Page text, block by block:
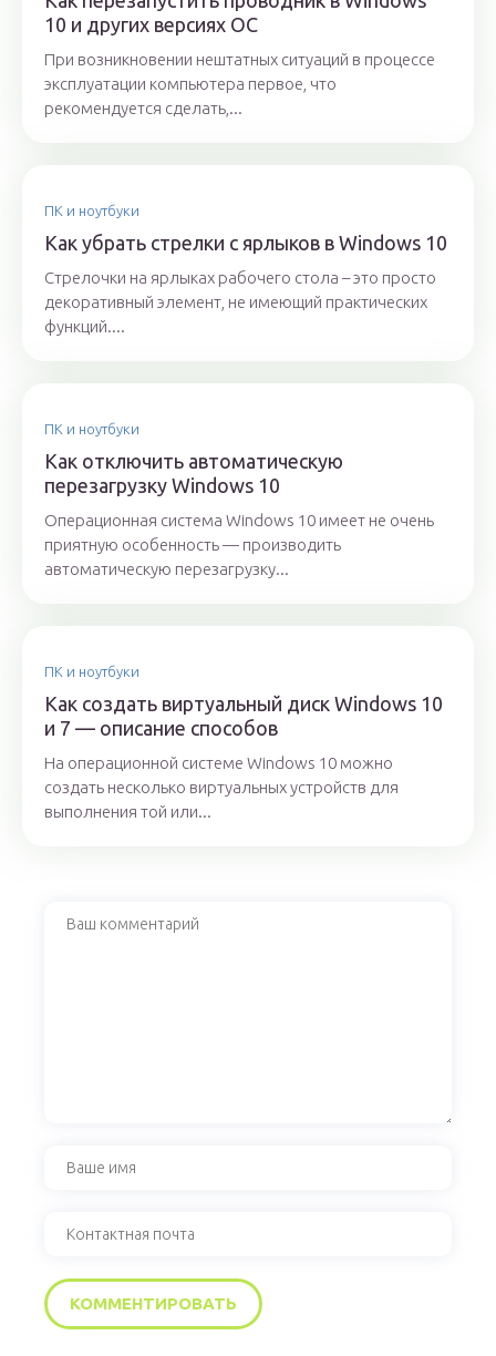
10 и других версиях ОС
При возникновении нештатных ситуаций в процессе
эксплуатации компьютера первое, что
рекомендуется сделать,...
ПК и ноутбуки
Как убрать стрелки с ярлыков в Windows 10
Стрелочки на ярлыках рабочего стола – это просто
декоративный элемент, не имеющий практических
функций....
ПК и ноутбуки
Как отключить автоматическую
перезагрузку Windows 10
Операционная система Windows 10 имеет не очень
приятную особенность — производить
автоматическую перезагрузку...
ПК и ноутбуки
Как создать виртуальный диск Windows 10
и 7 — описание способов
На операционной системе Windows 10 можно
создать несколько виртуальных устройств для
выполнения той или...